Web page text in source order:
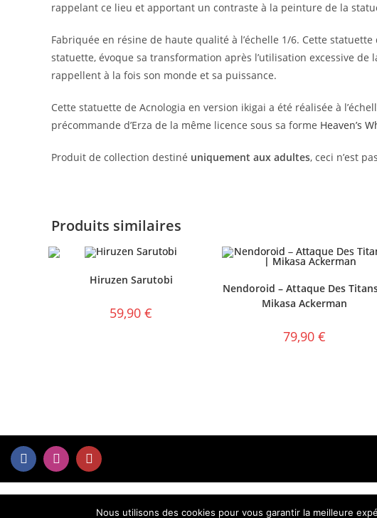
rappelant ce lieu et apportant un contraste à la peinture de la
Fabriquée en résine de haute qualité à l’échelle 1/6. Cette
statuette, évoque sa transformation après l’utilisation excessive
rappellent à la fois son monde et sa puissance.
Cette statuette de Acnologia en version ikigai a été réalisée à
précommande d’Erza de la même licence sous sa forme Heaven’s
Produit de collection destiné uniquement aux adultes, ceci n’est
Produits similaires
Hiruzen Sarutobi
59,90 €
Nendoroid – Attaque Des
Mikasa Ackerman
79,90 €
Nous utilisons des cookies pour vous garantir la meilleure